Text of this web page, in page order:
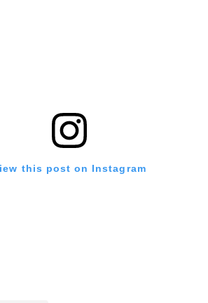
this post on Instagram